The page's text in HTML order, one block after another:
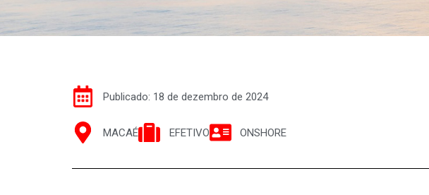
Publicado: 18 de dezembro de 2024
MACAÉ EFETIVO ONSHORE